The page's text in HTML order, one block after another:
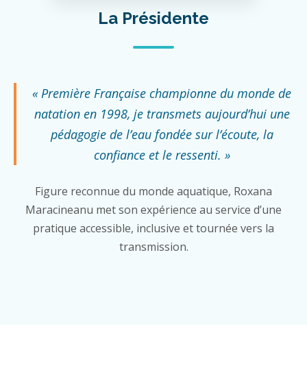
La Présidente
« Première Française championne du monde de
natation en 1998, je transmets aujourd’hui une
pédagogie de l’eau fondée sur l’écoute, la
confiance et le ressenti. »
Figure reconnue du monde aquatique, Roxana
Maracineanu met son expérience au service d’une
pratique accessible, inclusive et tournée vers la
transmission.